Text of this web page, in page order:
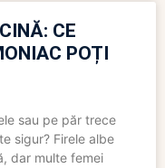
CE
POȚI
sau pe păr trece
sigur? Firele albe
dar multe femei